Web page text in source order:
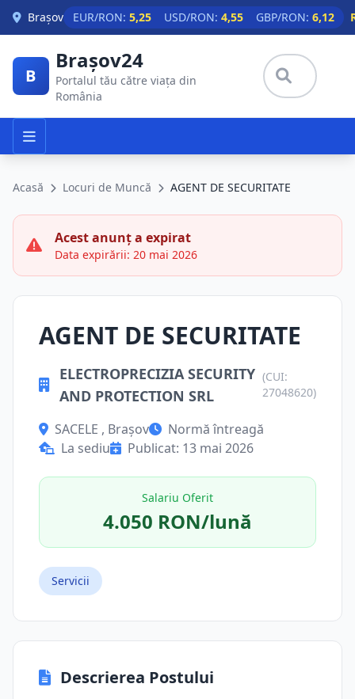
Skip to main content
Brașov EUR/RON: 5,25 USD/RON: 4,55 GBP/RON: 6,12
B
Brașov24
Portalul tău către viața din
România
Acasă Locuri de Muncă AGENT DE SECURITATE
Acest anunț a expirat
Data expirării: 20 mai 2026
AGENT DE SECURITATE
ELECTROPRECIZIA SECURITY
AND PROTECTION SRL
(CUI:
27048620)
SACELE , Brașov
Normă întreagă
La sediu
Publicat: 13 mai 2026
Salariu Oferit
4.050 RON/lună
Servicii
Descrierea Postului